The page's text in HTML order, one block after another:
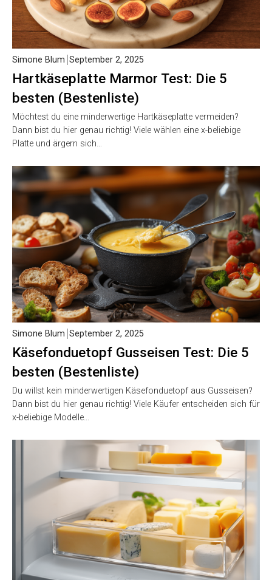
Hartkäseplatte Marmor Test: Die 5
besten (Bestenliste)
Simone Blum September 2, 2025
Möchtest du eine minderwertige Hartkäseplatte vermeiden?
Dann bist du hier genau richtig! Viele wählen eine x-beliebige
Platte und ärgern sich…
Käsefonduetopf Gusseisen Test: Die 5
besten (Bestenliste)
Simone Blum September 2, 2025
Du willst kein minderwertigen Käsefonduetopf aus Gusseisen?
Dann bist du hier genau richtig! Viele Käufer entscheiden sich für
x-beliebige Modelle…